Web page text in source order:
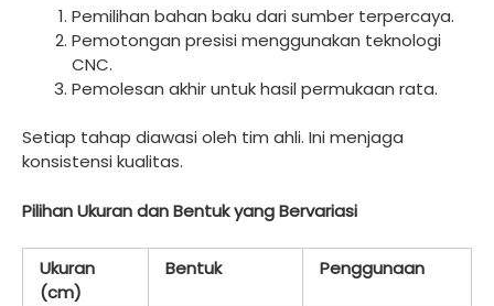
Pemilihan bahan baku dari sumber terpercaya.
Pemotongan presisi menggunakan teknologi
CNC.
Pemolesan akhir untuk hasil permukaan rata.
Setiap tahap diawasi oleh tim ahli. Ini menjaga
konsistensi kualitas.
Pilihan Ukuran dan Bentuk yang Bervariasi
Ukuran
(cm)
Bentuk Penggunaan